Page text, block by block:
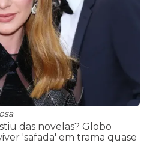
das novelas? Globo
'safada' em trama quase